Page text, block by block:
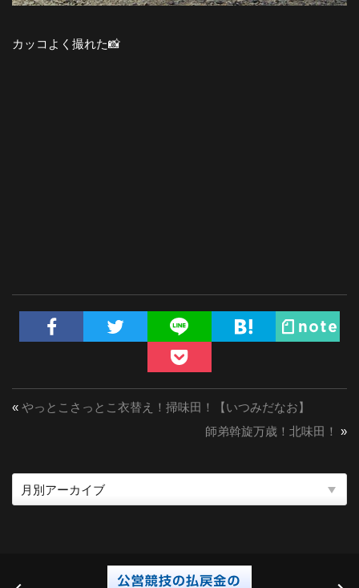
カッコよく撮れた📸
« やっとこさっとこ衣替え！掃味田！【いつみだなお】
師弟斡旋万歳！北味田！ »